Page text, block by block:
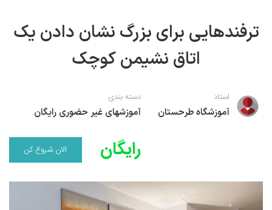
آموزش مجازی طراحی داخلی
نقاشی رنگ روغن
نقاشی آبرنگ
نقاشی کودک و نوجوان
طراحی سیاه قلم
خوشنویسی نستعلیق
خوشنویسی با خودکار
ترفندهایی برای بزرگ نشان دادن یک
اتاق نشیمن کوچک
استاد
آموزشگاه طرحستان
دسته بندی
آموزشهای غیر حضوری رایگان
رایگان الان شروع کن